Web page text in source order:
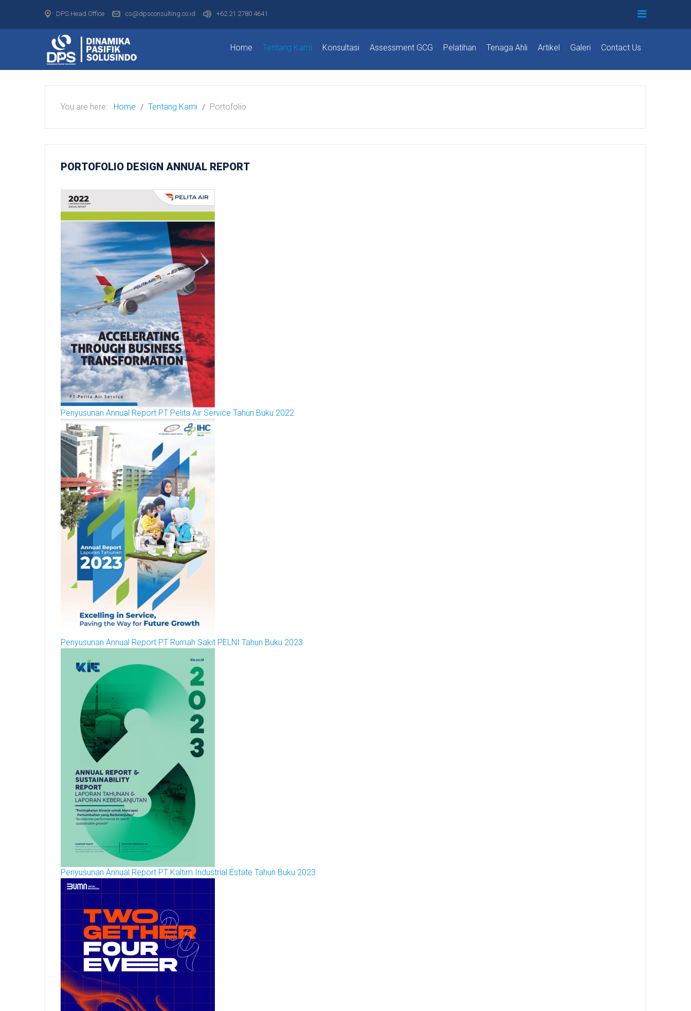
DPS Head Office cs@dpsconsulting.co.id +62 21 2780 4641
Home Tentang Kami Konsultasi Assessment GCG Pelatihan Tenaga Ahli Artikel Galeri Contact Us
You are here: Home Tentang Kami Portofolio
PORTOFOLIO DESIGN ANNUAL REPORT
Penyusunan Annual Report PT Pelita Air Service Tahun Buku 2022
Penyusunan Annual Report PT Rumah Sakit PELNI Tahun Buku 2023
Penyusunan Annual Report PT Kaltim Industrial Estate Tahun Buku 2023